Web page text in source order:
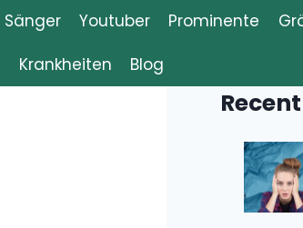
Sänger Youtuber Prominente
Krankheiten Blog